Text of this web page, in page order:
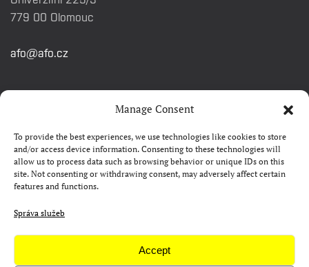
Manage Consent
To provide the best experiences, we use technologies like cookies to store
and/or access device information. Consenting to these technologies will
allow us to process data such as browsing behavior or unique IDs on this
site. Not consenting or withdrawing consent, may adversely affect certain
features and functions.
Správa služeb
Accept
779 00 Olomouc
afo@afo.cz
RYCHLÉ ODKAZY
Watch&Know
Kontakty
FAQ
Camp 4Science
Materiály pro média